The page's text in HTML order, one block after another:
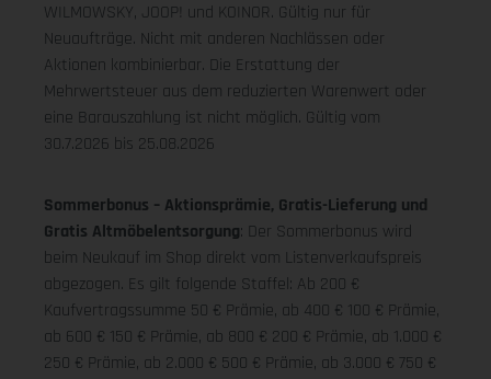
WILMOWSKY, JOOP! und KOINOR. Gültig nur für
Neuaufträge. Nicht mit anderen Nachlässen oder
Aktionen kombinierbar. Die Erstattung der
Mehrwertsteuer aus dem reduzierten Warenwert oder
eine Barauszahlung ist nicht möglich. Gültig vom
30.7.2026 bis 25.08.2026
Sommerbonus – Aktionsprämie, Gratis-Lieferung und
Gratis Altmöbelentsorgung: Der Sommerbonus wird
beim Neukauf im Shop direkt vom Listenverkaufspreis
abgezogen. Es gilt folgende Staffel: Ab 200 €
Kaufvertragssumme 50 € Prämie, ab 400 € 100 € Prämie,
ab 600 € 150 € Prämie, ab 800 € 200 € Prämie, ab 1.000 €
250 € Prämie, ab 2.000 € 500 € Prämie, ab 3.000 € 750 €